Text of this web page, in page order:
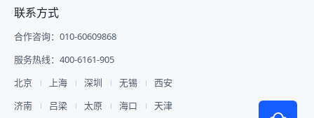
联系方式
合作咨询：010-60609868
服务热线：400-6161-905
北京
上海 深圳 无锡
西安
济南
吕梁 太原 海口 天津